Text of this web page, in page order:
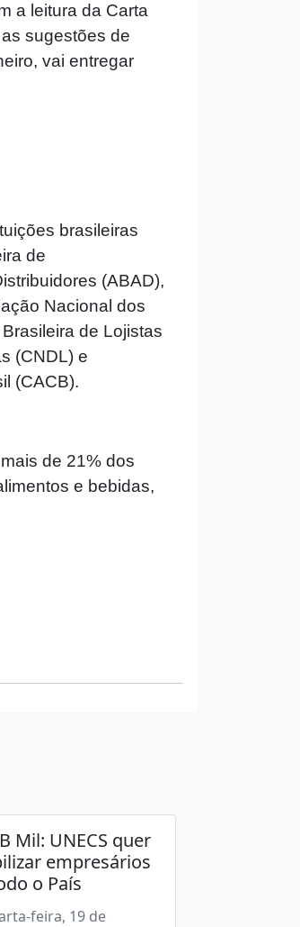
a leitura da Carta
sugestões de
vai entregar
brasileiras
de
(ABAD),
Nacional dos
de Lojistas
(CNDL) e
(CACB).
de 21% dos
e bebidas,
Mil: UNECS quer
empresários
o País
feira, 19 de